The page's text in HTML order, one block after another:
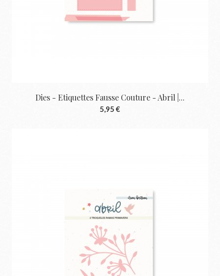
Dies - Etiquettes Fausse Couture - Abril |...
5,95 €